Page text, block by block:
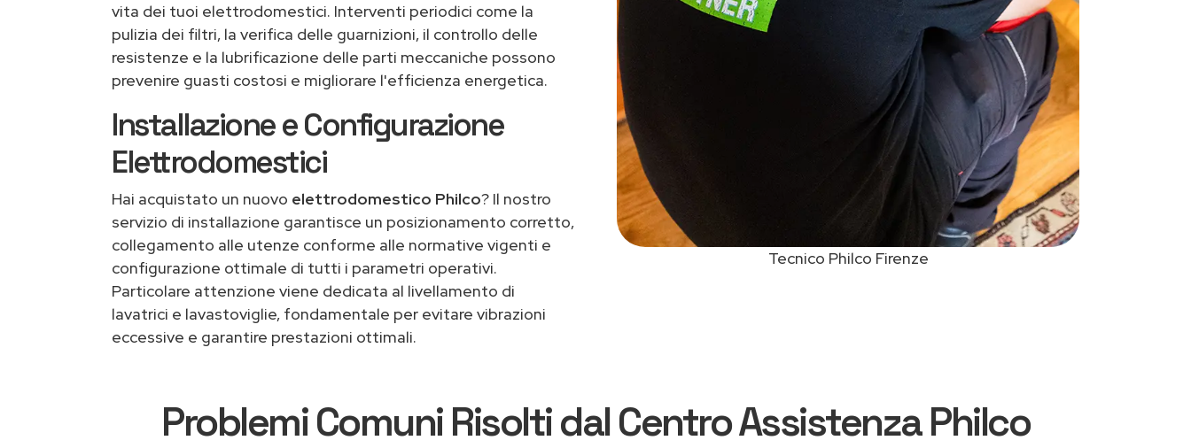
vita dei tuoi elettrodomestici. Interventi periodici come la
pulizia dei filtri, la verifica delle guarnizioni, il controllo delle
resistenze e la lubrificazione delle parti meccaniche possono
prevenire guasti costosi e migliorare l'efficienza energetica.
Installazione e Configurazione
Elettrodomestici
Hai acquistato un nuovo elettrodomestico Philco? Il nostro
servizio di installazione garantisce un posizionamento corretto,
collegamento alle utenze conforme alle normative vigenti e
configurazione ottimale di tutti i parametri operativi.
Particolare attenzione viene dedicata al livellamento di
lavatrici e lavastoviglie, fondamentale per evitare vibrazioni
eccessive e garantire prestazioni ottimali.
Tecnico Philco Firenze
Problemi Comuni Risolti dal Centro Assistenza Philco